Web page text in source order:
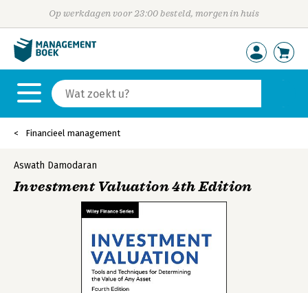
Op werkdagen voor 23:00 besteld, morgen in huis
Financieel management
Aswath Damodaran
Investment Valuation 4th Edition